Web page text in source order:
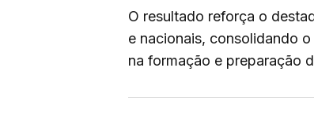
O resultado reforça o
e nacionais, consolidando
na formação e preparação